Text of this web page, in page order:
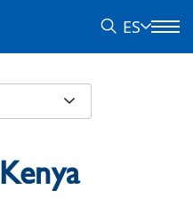
ES
Kenya